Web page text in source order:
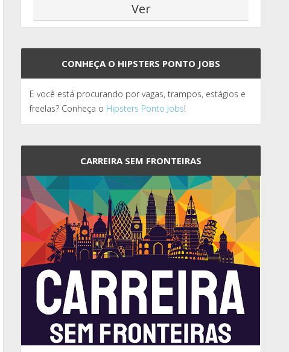
CONHEÇA O HIPSTERS PONTO JOBS
E você está procurando por vagas, trampos, estágios e
freelas? Conheça o Hipsters Ponto Jobs!
CARREIRA SEM FRONTEIRAS